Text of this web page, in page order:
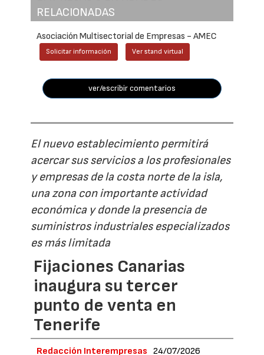
RELACIONADAS
Asociación Multisectorial de Empresas - AMEC
Solicitar información Ver stand virtual
ver/escribir comentarios
El nuevo establecimiento permitirá
acercar sus servicios a los profesionales
y empresas de la costa norte de la isla,
una zona con importante actividad
económica y donde la presencia de
suministros industriales especializados
es más limitada
Fijaciones Canarias
inaugura su tercer
punto de venta en
Tenerife
Redacción Interempresas 24/07/2026